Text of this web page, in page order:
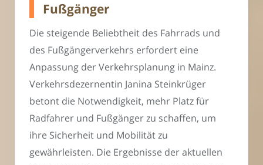
Fußgänger
Die steigende Beliebtheit des Fahrrads und
des Fußgängerverkehrs erfordert eine
Anpassung der Verkehrsplanung in Mainz.
Verkehrsdezernentin Janina Steinkrüger
betont die Notwendigkeit, mehr Platz für
Radfahrer und Fußgänger zu schaffen, um
ihre Sicherheit und Mobilität zu
gewährleisten. Die Ergebnisse der aktuellen